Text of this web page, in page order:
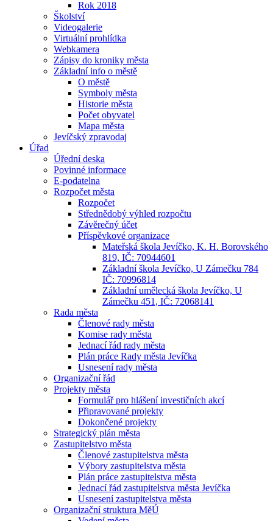
Rok 2018
Školství
Videogalerie
Virtuální prohlídka
Webkamera
Zápisy do kroniky města
Základní info o městě
O městě
Symboly města
Historie města
Počet obyvatel
Mapa města
Jevíčský zpravodaj
Úřad
Úřední deska
Povinné informace
E-podatelna
Rozpočet města
Rozpočet
Střednědobý výhled rozpočtu
Závěrečný účet
Příspěvkové organizace
Mateřská škola Jevíčko, K. H. Borovského
819, IČ: 70944601
Základní škola Jevíčko, U Zámečku 784
IČ: 70996814
Základní umělecká škola Jevíčko, U
Zámečku 451, IČ: 72068141
Rada města
Členové rady města
Komise rady města
Jednací řád rady města
Plán práce Rady města Jevíčka
Usnesení rady města
Organizační řád
Projekty města
Formulář pro hlášení investičních akcí
Připravované projekty
Dokončené projekty
Strategický plán města
Zastupitelstvo města
Členové zastupitelstva města
Výbory zastupitelstva města
Plán práce zastupitelstva města
Jednací řád zastupitelstva města Jevíčka
Usnesení zastupitelstva města
Organizační struktura MěÚ